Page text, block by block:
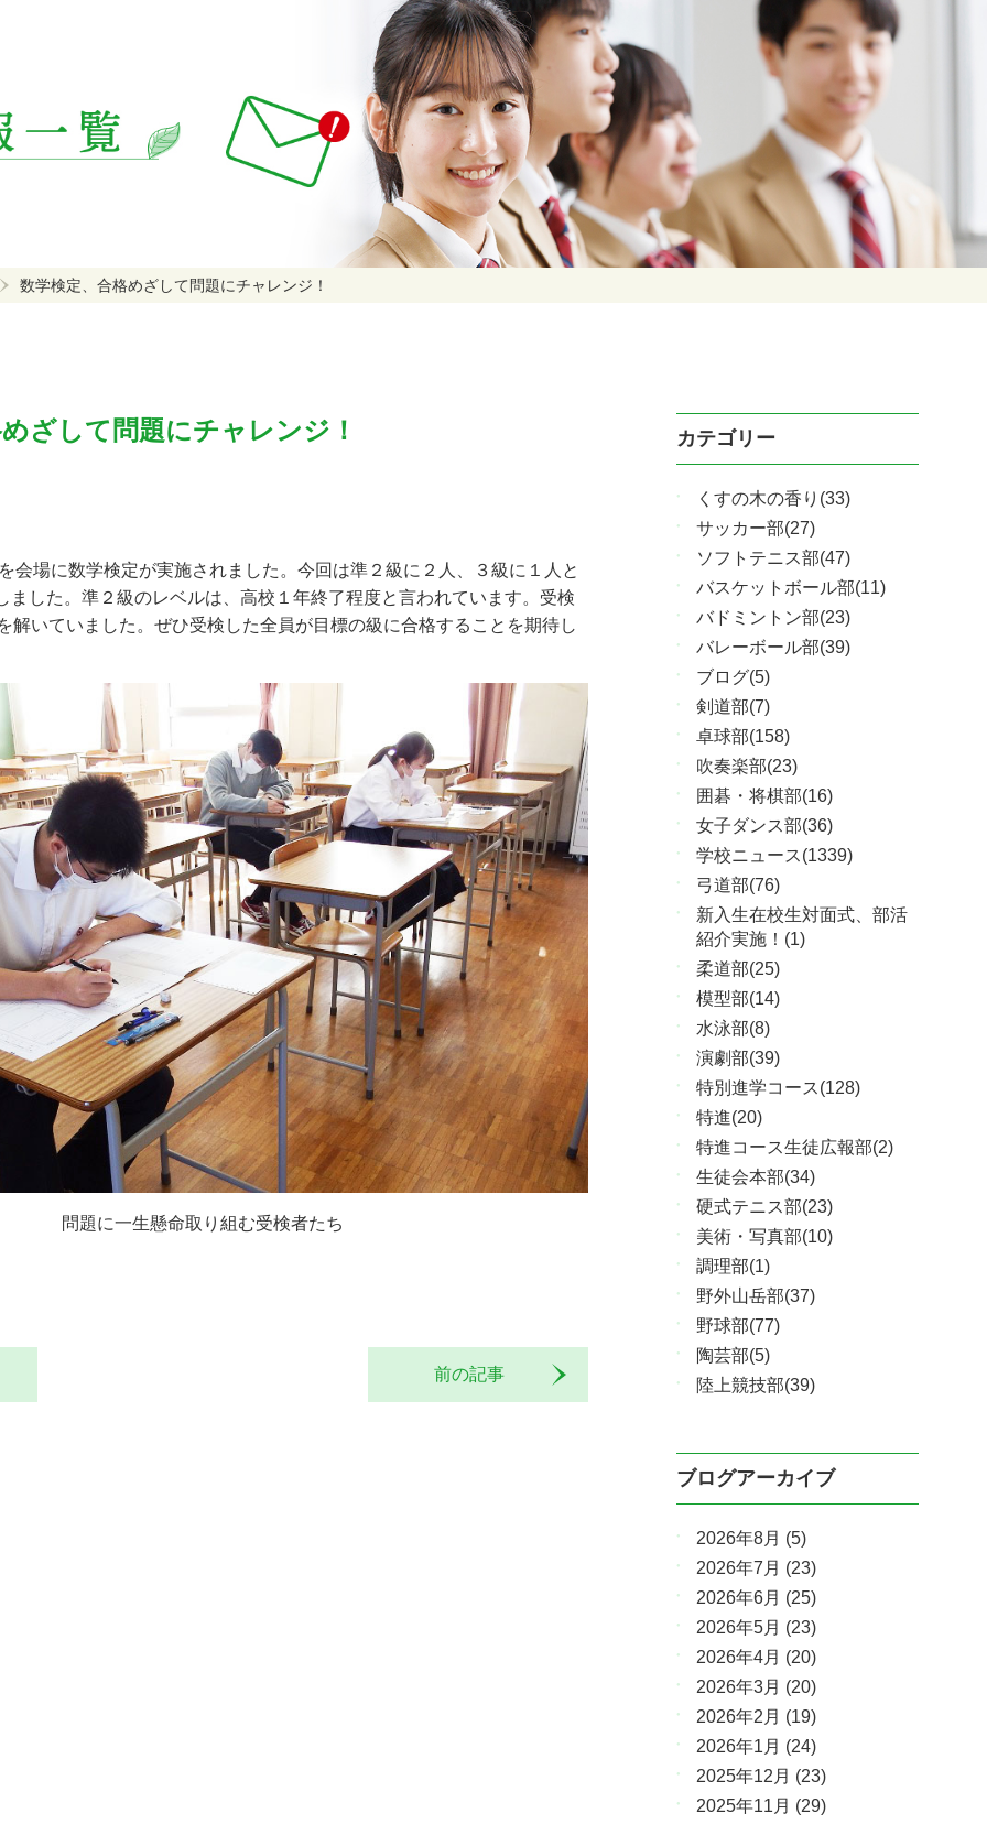
数学検定、合格めざして問題にチャレンジ！
ざして問題にチャレンジ！
会場に数学検定が実施されました。今回は準２級に２人、３級に１人と
ました。準２級のレベルは、高校１年終了程度と言われています。受検
解いていました。ぜひ受検した全員が目標の級に合格することを期待し
問題に一生懸命取り組む受検者たち
前の記事
カテゴリー
くすの木の香り(33)
サッカー部(27)
ソフトテニス部(47)
バスケットボール部(11)
バドミントン部(23)
バレーボール部(39)
ブログ(5)
剣道部(7)
卓球部(158)
吹奏楽部(23)
囲碁・将棋部(16)
女子ダンス部(36)
学校ニュース(1339)
弓道部(76)
新入生在校生対面式、部活
紹介実施！(1)
柔道部(25)
模型部(14)
水泳部(8)
演劇部(39)
特別進学コース(128)
特進(20)
特進コース生徒広報部(2)
生徒会本部(34)
硬式テニス部(23)
美術・写真部(10)
調理部(1)
野外山岳部(37)
野球部(77)
陶芸部(5)
陸上競技部(39)
ブログアーカイブ
2026年8月 (5)
2026年7月 (23)
2026年6月 (25)
2026年5月 (23)
2026年4月 (20)
2026年3月 (20)
2026年2月 (19)
2026年1月 (24)
2025年12月 (23)
2025年11月 (29)